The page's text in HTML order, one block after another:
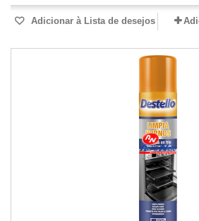
Adicionar à Lista de desejos